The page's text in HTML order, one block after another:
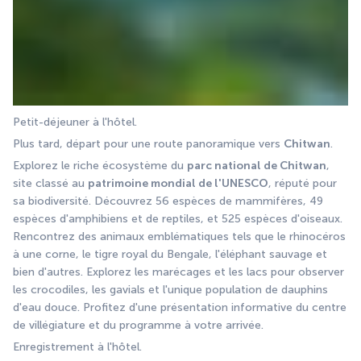
Petit-déjeuner à l'hôtel.
Plus tard, départ pour une route panoramique vers Chitwan.
Explorez le riche écosystème du parc national de Chitwan,
site classé au patrimoine mondial de l'UNESCO, réputé pour
sa biodiversité. Découvrez 56 espèces de mammifères, 49
espèces d'amphibiens et de reptiles, et 525 espèces d'oiseaux.
Rencontrez des animaux emblématiques tels que le rhinocéros
à une corne, le tigre royal du Bengale, l'éléphant sauvage et
bien d'autres. Explorez les marécages et les lacs pour observer
les crocodiles, les gavials et l'unique population de dauphins
d'eau douce. Profitez d'une présentation informative du centre
de villégiature et du programme à votre arrivée.
Enregistrement à l'hôtel.